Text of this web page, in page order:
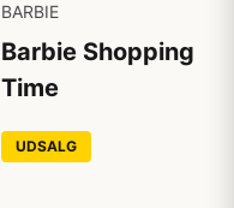
BARBIE
Barbie Shopping
Time
UDSALG